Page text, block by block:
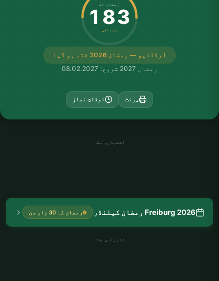
آرکائیو — رمضان 2026 ختم ہو گیا
رمضان تک
183
دن باقی
رمضان 2027 شروع: 08.02.2027
پرنٹ اوقاتِ نماز
اشتہاری جگہ
Freiburg 2026 رمضان کیلنڈر رمضان کا 30 واں دن
اشتہاری جگہ